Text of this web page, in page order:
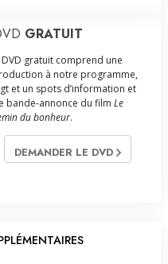
GRATUIT
DVD gratuit comprend une
à notre programme,
et un spots d’information et
bande-annonce du film Le
du bonheur.
DEMANDER LE DVD